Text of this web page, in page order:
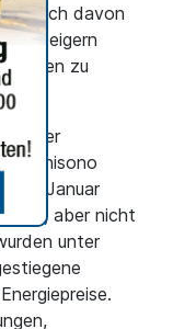
davon
steigern
halten zu
unisono
ab Januar
aber nicht
unter